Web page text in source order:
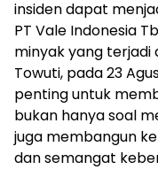
insiden dapat
PT Vale Indonesia
minyak yang terjadi
Towuti, pada 23
penting untuk
bukan hanya soal
juga membangun
dan semangat